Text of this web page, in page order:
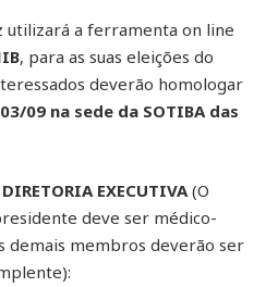
utilizará a ferramenta on line
, para as suas eleições do
deverão homologar
09 na sede da SOTIBA das
DIRETORIA EXECUTIVA(O
deve ser médico-
demais membros deverão ser